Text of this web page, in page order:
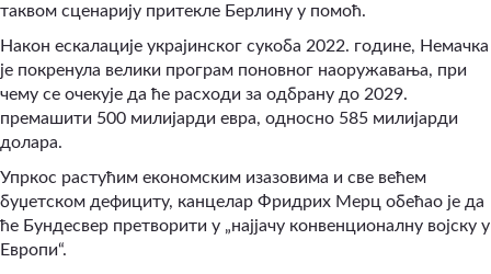
таквом сценарију притекле Берлину у помоћ.
Након ескалације украјинског сукоба 2022. године, Немачка
је покренула велики програм поновног наоружавања, при
чему се очекује да ће расходи за одбрану до 2029.
премашити 500 милијарди евра, односно 585 милијарди
долара.
Упркос растућим економским изазовима и све већем
буџетском дефициту, канцелар Фридрих Мерц обећао је да
ће Бундесвер претворити у „најјачу конвенционалну војску у
Европи“.